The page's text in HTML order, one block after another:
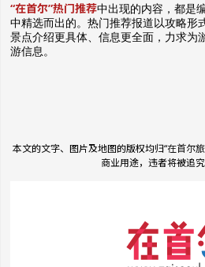
“在首尔”热门推荐中出现的内容，都是
中精选而出的。热门推荐报道以攻略形
景点介绍更具体、信息更全面，力求为
游信息。
本文的文字、图片及地图的版权均归“在首尔
商业用途，违者将被追究